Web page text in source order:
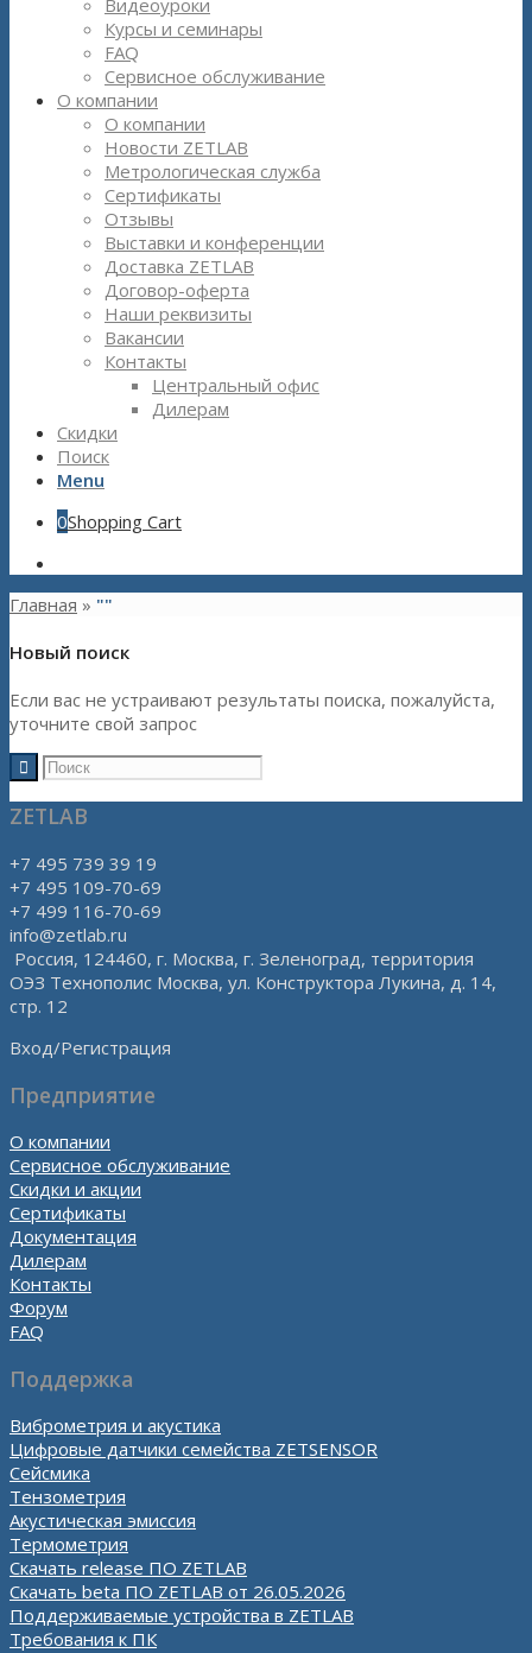
Видеоуроки
Курсы и семинары
FAQ
Сервисное обслуживание
О компании
О компании
Новости ZETLAB
Метрологическая служба
Сертификаты
Отзывы
Выставки и конференции
Доставка ZETLAB
Договор-оферта
Наши реквизиты
Вакансии
Контакты
Центральный офис
Дилерам
Скидки
Поиск
Menu
0Shopping Cart
Главная » ""
Новый поиск
Если вас не устраивают результаты поиска, пожалуйста,
уточните свой запрос
ZETLAB
+7 495 739 39 19
+7 495 109-70-69
+7 499 116-70-69
info@zetlab.ru
Россия, 124460, г. Москва, г. Зеленоград, территория
ОЭЗ Технополис Москва, ул. Конструктора Лукина, д. 14,
стр. 12
Вход/Регистрация
Предприятие
О компании
Сервисное обслуживание
Скидки и акции
Сертификаты
Документация
Дилерам
Контакты
Форум
FAQ
Поддержка
Виброметрия и акустика
Цифровые датчики семейства ZETSENSOR
Сейсмика
Тензометрия
Акустическая эмиссия
Термометрия
Скачать release ПО ZETLAB
Скачать beta ПО ZETLAB от 26.05.2026
Поддерживаемые устройства в ZETLAB
Требования к ПК